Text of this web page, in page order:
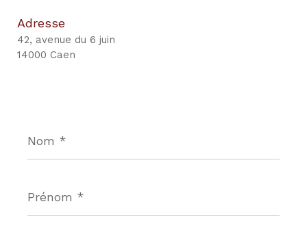
Adresse
42, avenue du 6 juin
14000 Caen
*
*